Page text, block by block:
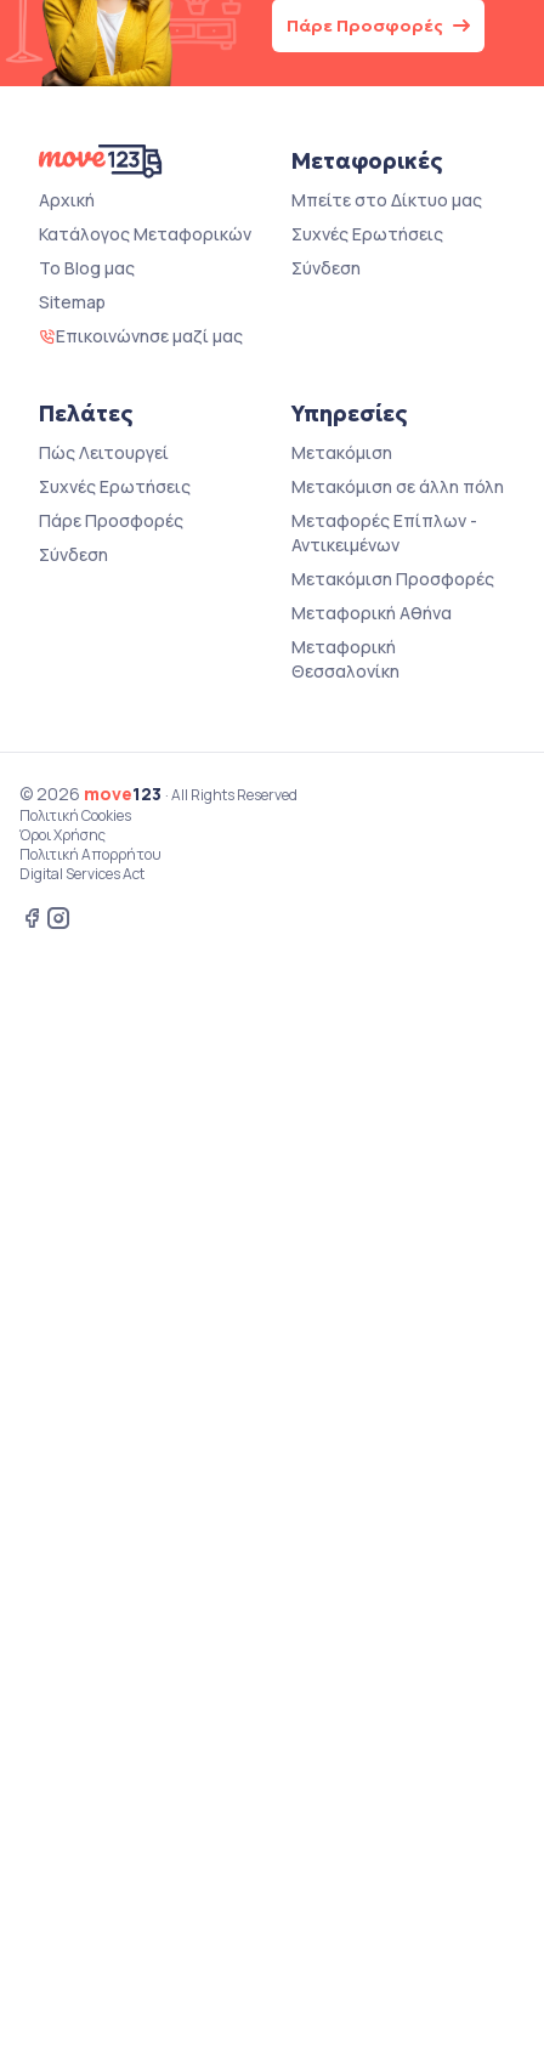
Πάρε Προσφορές
Αρχική
Κατάλογος Μεταφορικών
Το Blog μας
Sitemap
Επικοινώνησε μαζί μας
Μεταφορικές
Μπείτε στο Δίκτυο μας
Συχνές Ερωτήσεις
Σύνδεση
Πελάτες
Πώς Λειτουργεί
Συχνές Ερωτήσεις
Πάρε Προσφορές
Σύνδεση
Υπηρεσίες
Μετακόμιση
Μετακόμιση σε άλλη πόλη
Μεταφορές Επίπλων -
Αντικειμένων
Μετακόμιση Προσφορές
Μεταφορική Αθήνα
Μεταφορική
Θεσσαλονίκη
© 2026 move123 · All Rights Reserved
Πολιτική Cookies
Όροι Χρήσης
Πολιτική Απορρήτου
Digital Services Act